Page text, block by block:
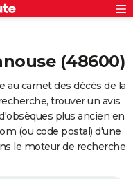
(48600)
carnet des décès de la
trouver un avis
plus ancien en
(ou code postal) d'une
le moteur de recherche